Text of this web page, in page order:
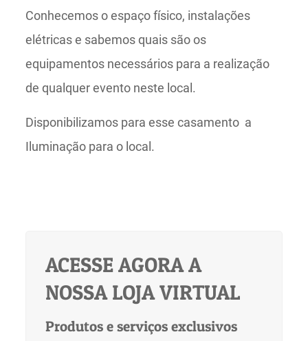
Conhecemos o espaço físico, instalações
elétricas e sabemos quais são os
equipamentos necessários para a realização
de qualquer evento neste local.
Disponibilizamos para esse casamento a
Iluminação para o local.
ACESSE AGORA A
NOSSA LOJA VIRTUAL
Produtos e serviços exclusivos